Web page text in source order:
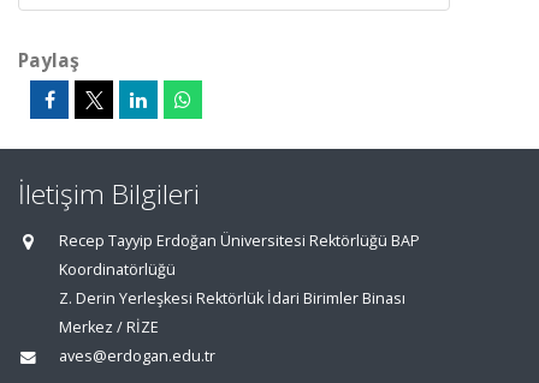
Paylaş
İletişim Bilgileri
Recep Tayyip Erdoğan Üniversitesi Rektörlüğü BAP
Koordinatörlüğü
Z. Derin Yerleşkesi Rektörlük İdari Birimler Binası
Merkez / RİZE
aves@erdogan.edu.tr